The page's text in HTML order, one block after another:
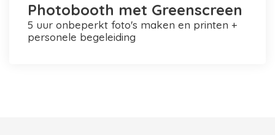
Photobooth met Greenscreen
5 uur onbeperkt foto's maken en printen +
personele begeleiding